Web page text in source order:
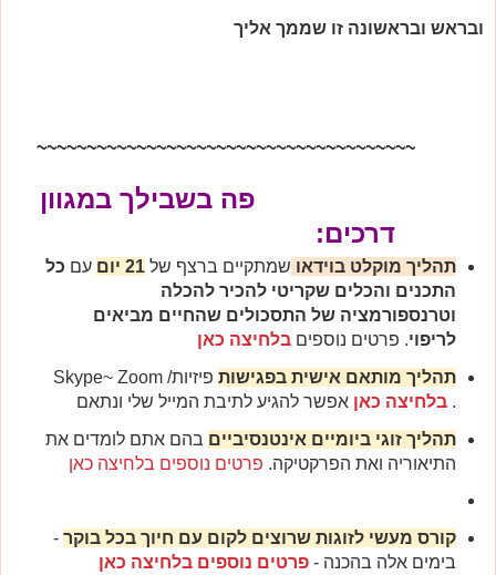
ובראש ובראשונה זו שממך אליך
~~~~~~~~~~~~~~~~~~~~~~~~~~~~~~~~~~~~~~
פה בשבילך במגוון
דרכים:
תהליך מוקלט בוידאו שמתקיים ברצף של 21 יום עם כל
התכנים והכלים שקריטי להכיר להכלה
וטרנספורמציה של התסכולים שהחיים מביאים
לריפוי. פרטים נוספים בלחיצה כאן
תהליך מותאם אישית בפגישות
פיזיות/ Skype~ Zoom
. בלחיצה כאן אפשר להגיע לתיבת המייל שלי ונתאם
תהליך זוגי ביומיים אינטנסיביים בהם אתם לומדים את
התיאוריה ואת הפרקטיקה. פרטים נוספים בלחיצה כאן
קורס מעשי לזוגות שרוצים לקום עם חיוך בכל בוקר-
בימים אלה בהכנה - פרטים נוספים בלחיצה כאן